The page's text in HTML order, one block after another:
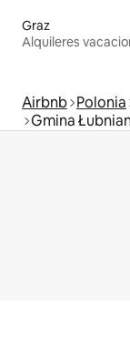
Graz
Alquileres
Airbnb Polonia
Gmina